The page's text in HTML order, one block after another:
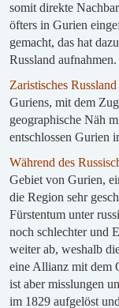
somit direkte
öfters in Gurien
gemacht, das hat
Russland aufnahmen.
Zaristisches Russland
Guriens, mit dem
geographische Näh
entschlossen Gurien
Während des
Gebiet von Gurien,
die Region sehr
Fürstentum unter
noch schlechter und
weiter ab, weshalb
eine Allianz mit dem
ist aber misslungen
im 1829 aufgelöst